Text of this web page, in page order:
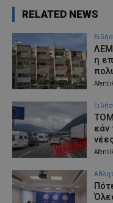
RELATED NEWS
η
εάν